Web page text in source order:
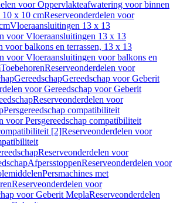
voor Oppervlakteafwatering voor binnen
x 10 cmReserveonderdelen voor
Vloeraansluitingen 13 x 13
voor Vloeraansluitingen 13 x 13
voor balkons en terrassen, 13 x 13
voor Vloeraansluitingen voor balkons en
ToebehorenReserveonderdelen voor
GereedschapGereedschap voor Geberit
voor Gereedschap voor Geberit
Reserveonderdelen voor
Persgereedschap compatibiliteit
voor Persgereedschap compatibiliteit
[2]Reserveonderdelen voor
Reserveonderdelen voor
AfpersstoppenReserveonderdelen voor
Persmachines met
Reserveonderdelen voor
voor Geberit MeplaReserveonderdelen